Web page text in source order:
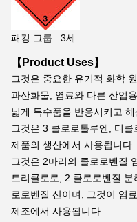
패킹 그룹 : 3세
【Product Uses】
그것은 중요한 유기적 화학
과산화물, 염료와 다른 산업
넓게 특수품을 반응시키고
그것은 3 클로로톨루엔, 디
제품의 생산에서 사용됩니다.
그것은 2마리의 클로로벤질
트리클로로, 2 클로로벤질
로로벤질 산이며, 그것이 염
제조에서 사용됩니다.